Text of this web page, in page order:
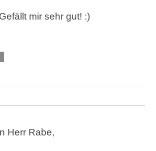
mir sehr gut! :)
Herr Rabe,